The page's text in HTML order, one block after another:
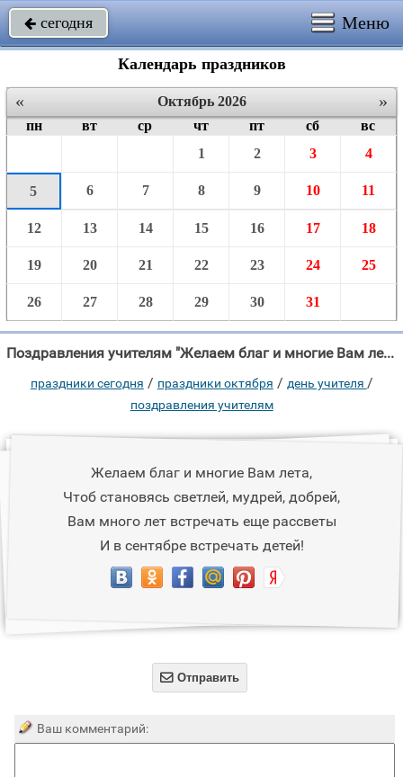
 сегодня Меню
Календарь праздников
« »
Октябрь 2026
пн
вт ср чт пт сб
вс
1
2 3 4
5 6 7 8 9 10 11
12 13 14 15 16 17 18
19 20 21 22 23 24 25
26 27 28 29 30 31
Поздравления учителям "Желаем благ и многие Вам лета, Чтоб становясь светлей, мудрей, добрей, Вам много "
праздники сегодня / праздники октября / день учителя /
поздравления учителям
Желаем благ и многие Вам лета,
Чтоб становясь светлей, мудрей, добрей,
Вам много лет встречать еще рассветы
И в сентябре встречать детей!
 Отправить
Ваш комментарий: